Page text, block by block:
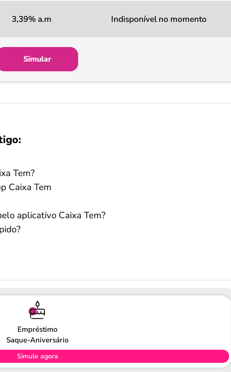
3,39% a.m Indisponível no momento
Simular
Tem?
Caixa Tem
aplicativo Caixa Tem?
Empréstimo
Saque-Aniversário
Simule agora